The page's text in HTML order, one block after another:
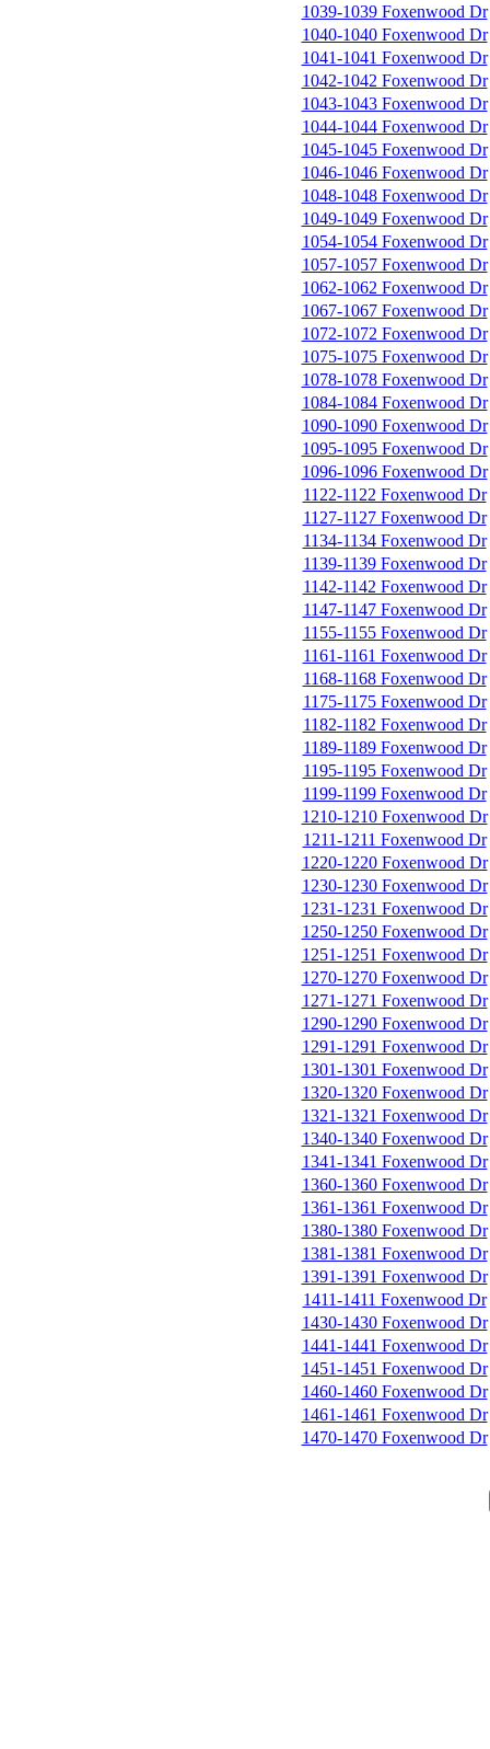
1039-1039 Foxenwood Dr
1040-1040 Foxenwood Dr
1041-1041 Foxenwood Dr
1042-1042 Foxenwood Dr
1043-1043 Foxenwood Dr
1044-1044 Foxenwood Dr
1045-1045 Foxenwood Dr
1046-1046 Foxenwood Dr
1048-1048 Foxenwood Dr
1049-1049 Foxenwood Dr
1054-1054 Foxenwood Dr
1057-1057 Foxenwood Dr
1062-1062 Foxenwood Dr
1067-1067 Foxenwood Dr
1072-1072 Foxenwood Dr
1075-1075 Foxenwood Dr
1078-1078 Foxenwood Dr
1084-1084 Foxenwood Dr
1090-1090 Foxenwood Dr
1095-1095 Foxenwood Dr
1096-1096 Foxenwood Dr
1122-1122 Foxenwood Dr
1127-1127 Foxenwood Dr
1134-1134 Foxenwood Dr
1139-1139 Foxenwood Dr
1142-1142 Foxenwood Dr
1147-1147 Foxenwood Dr
1155-1155 Foxenwood Dr
1161-1161 Foxenwood Dr
1168-1168 Foxenwood Dr
1175-1175 Foxenwood Dr
1182-1182 Foxenwood Dr
1189-1189 Foxenwood Dr
1195-1195 Foxenwood Dr
1199-1199 Foxenwood Dr
1210-1210 Foxenwood Dr
1211-1211 Foxenwood Dr
1220-1220 Foxenwood Dr
1230-1230 Foxenwood Dr
1231-1231 Foxenwood Dr
1250-1250 Foxenwood Dr
1251-1251 Foxenwood Dr
1270-1270 Foxenwood Dr
1271-1271 Foxenwood Dr
1290-1290 Foxenwood Dr
1291-1291 Foxenwood Dr
1301-1301 Foxenwood Dr
1320-1320 Foxenwood Dr
1321-1321 Foxenwood Dr
1340-1340 Foxenwood Dr
1341-1341 Foxenwood Dr
1360-1360 Foxenwood Dr
1361-1361 Foxenwood Dr
1380-1380 Foxenwood Dr
1381-1381 Foxenwood Dr
1391-1391 Foxenwood Dr
1411-1411 Foxenwood Dr
1430-1430 Foxenwood Dr
1441-1441 Foxenwood Dr
1451-1451 Foxenwood Dr
1460-1460 Foxenwood Dr
1461-1461 Foxenwood Dr
1470-1470 Foxenwood Dr